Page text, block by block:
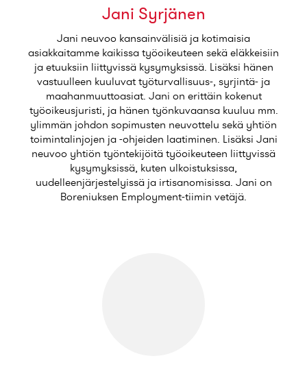
Jani Syrjänen
Jani neuvoo kansainvälisiä ja kotimaisia
asiakkaitamme kaikissa työoikeuteen sekä eläkkeisiin
ja etuuksiin liittyvissä kysymyksissä. Lisäksi hänen
vastuulleen kuuluvat työturvallisuus-, syrjintä- ja
maahanmuuttoasiat. Jani on erittäin kokenut
työoikeusjuristi, ja hänen työnkuvaansa kuuluu mm.
ylimmän johdon sopimusten neuvottelu sekä yhtiön
toimintalinjojen ja -ohjeiden laatiminen. Lisäksi Jani
neuvoo yhtiön työntekijöitä työoikeuteen liittyvissä
kysymyksissä, kuten ulkoistuksissa,
uudelleenjärjestelyissä ja irtisanomisissa. Jani on
Boreniuksen Employment-tiimin vetäjä.